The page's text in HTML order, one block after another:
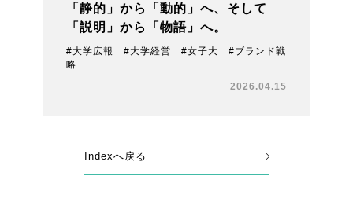
「静的」から「動的」へ、そして
「説明」から「物語」へ。
#大学広報 #大学経営 #女子大 #ブランド戦
略
2026.04.15
Indexへ戻る